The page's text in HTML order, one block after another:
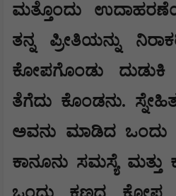
ಮತ್ತೊಂದು
ತನ್ನ ಪ್ರೀತಿಯನ್ನು
ಕೋಪಗೊಂಡು ದುಡುಕಿ
ತೆಗೆದು ಕೊಂಡನು.
ಅವನು ಮಾಡಿದ ಒಂದು
ಕಾನೂನು ಸಮಸ್ಯೆ ಮತ್ತು